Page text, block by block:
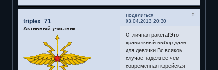
Поделиться
5
03.04.2013 20:30
triplex_71
Активный участник
Отличная ракета!Это
правильный выбор даже
для девочки.Во всяком
случае надёжнее чем
современная корейская